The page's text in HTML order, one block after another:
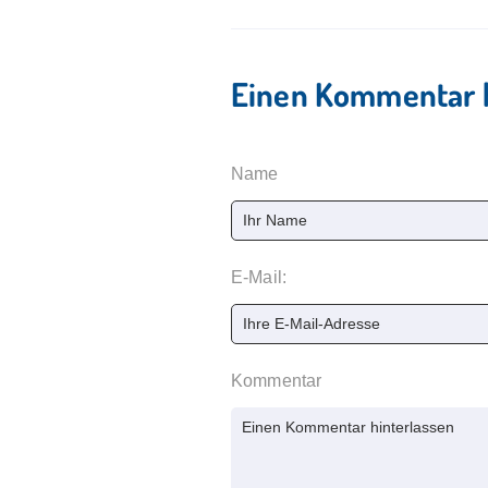
Einen Kommentar
Name
E-Mail:
Kommentar